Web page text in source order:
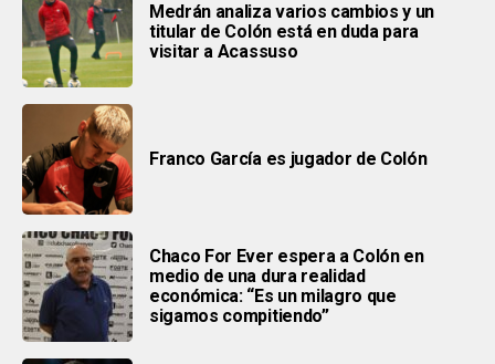
Medrán analiza varios cambios y un
titular de Colón está en duda para
visitar a Acassuso
Franco García es jugador de Colón
Chaco For Ever espera a Colón en
medio de una dura realidad
económica: “Es un milagro que
sigamos compitiendo”